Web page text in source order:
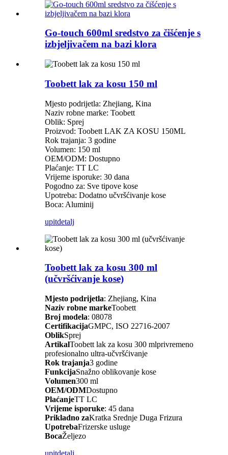
Go-touch 600ml sredstvo za čišćenje s
izbjeljivačem na bazi klora
Toobett lak za kosu 150 ml
Mjesto podrijetla: Zhejiang, Kina
Naziv robne marke: Toobett
Oblik: Sprej
Proizvod: Toobett LAK ZA KOSU 150ML
Rok trajanja: 3 godine
Volumen: 150 ml
OEM/ODM: Dostupno
Plaćanje: TT LC
Vrijeme isporuke: 30 dana
Pogodno za: Sve tipove kose
Upotreba: Dodatno učvršćivanje kose
Boca: Aluminij
upitdetalj
Toobett lak za kosu 300 ml
(učvršćivanje kose)
Mjesto podrijetla: Zhejiang, Kina
Naziv robne markeToobett
Broj modela: 08078
CertifikacijaGMPC, ISO 22716-2007
OblikSprej
ArtikalToobett lak za kosu 300 mlprivremeno
profesionalno ultra-učvršćivanje
Rok trajanja3 godine
FunkcijaSnažno oblikovanje kose
Volumen300 ml
OEM/ODMDostupno
PlaćanjeTT LC
Vrijeme isporuke: 45 dana
Prikladno zaKratka Srednje Duga Frizura
UpotrebaFrizerske usluge
BocaŽeljezo
upitdetalj